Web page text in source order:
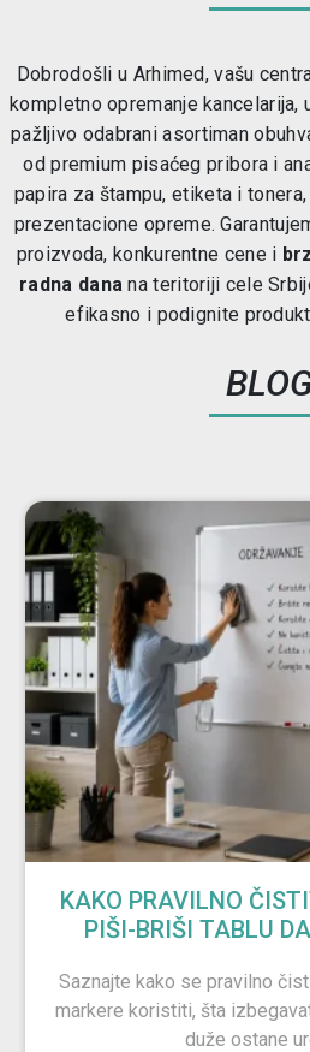
Dobrodošli u Arhimed, vašu
kompletno opremanje kancelarija,
pažljivo odabrani asortiman
od premium pisaćeg pribora i
papira za štampu, etiketa i
prezentacione opreme.
proizvoda, konkurentne cene i
radna dana na teritoriji cele
efikasno i podignite
KAKO PRAVILNO
PIŠI-BRIŠI TABLU
Saznajte kako se pravilno
markere koristiti, šta
duže ostane